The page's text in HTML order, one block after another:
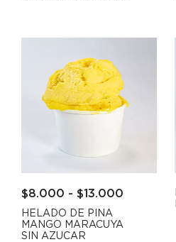
$8.000 - $13.000
HELADO DE PINA
MANGO MARACUYA
SIN AZUCAR